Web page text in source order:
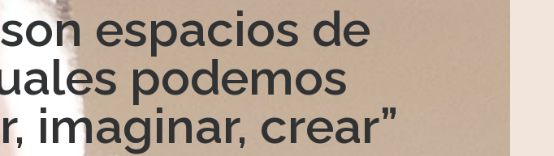
espacios de
podemos
imaginar, crear”